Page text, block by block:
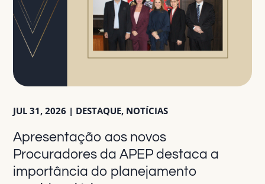
Apresentação aos novos
Procuradores da APEP destaca a
importância do planejamento
JUL 31, 2026 | DESTAQUE, NOTÍCIAS